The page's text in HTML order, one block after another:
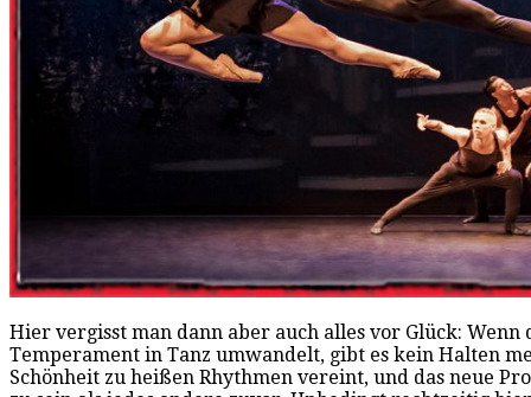
Hier vergisst man dann aber auch alles vor Glück: Wenn
Temperament in Tanz umwandelt, gibt es kein Halten
Schönheit zu heißen Rhythmen vereint, und das neue